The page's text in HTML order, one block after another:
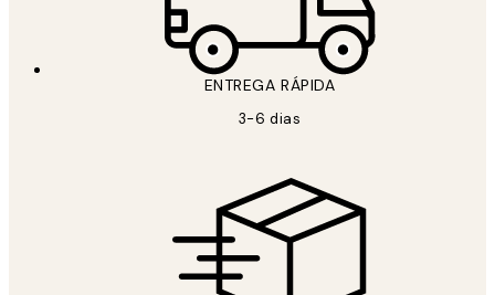
ENTREGA RÁPIDA
3-6 dias